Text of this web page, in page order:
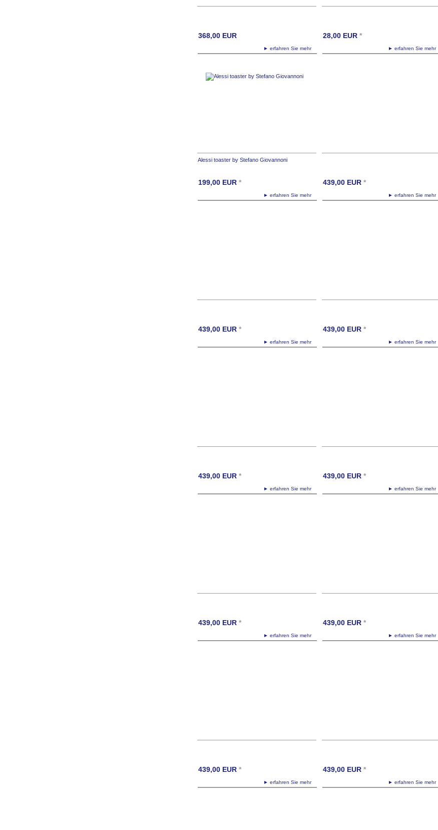
► erfahren Sie mehr
368,00 EUR
► erfahren Sie
28,00 EUR *
Alessi toaster by Stefano Giovannoni
► erfahren Sie mehr
199,00 EUR *
► erfahren Sie
439,00 EUR *
► erfahren Sie mehr
439,00 EUR *
► erfahren Sie
439,00 EUR *
► erfahren Sie mehr
439,00 EUR *
► erfahren Sie
439,00 EUR *
► erfahren Sie mehr
439,00 EUR *
► erfahren Sie
439,00 EUR *
► erfahren Sie mehr
439,00 EUR *
► erfahren Sie
439,00 EUR *